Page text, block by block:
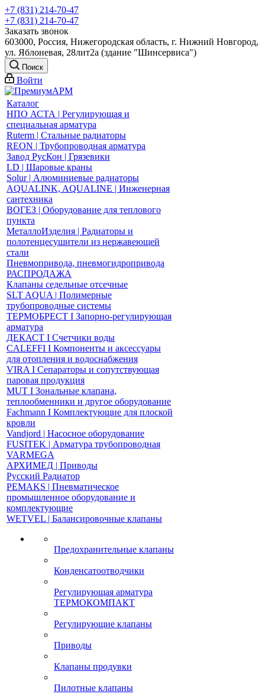
+7 (831) 214-70-47
+7 (831) 214-70-47
Заказать звонок
603000, Россия, Нижегородская область, г. Нижний Новгород,
ул. Яблоневая, 28лит2а (здание "Шинсервиса")
Поиск
Войти
Каталог
НПО АСТА | Регулирующая и
специальная арматура
Ruterm | Стальные радиаторы
REON | Трубопроводная арматура
Завод РусКон | Грязевики
LD | Шаровые краны
Solur | Алюминиевые радиаторы
AQUALINK, AQUALINE | Инженерная
сантехника
ВОГЕЗ | Оборудование для теплового
пункта
МеталлоИзделия | Радиаторы и
полотенцесушители из нержавеющей
стали
Пневмопривода, пневмогидропривода
РАСПРОДАЖА
Клапаны седельные отсечные
SLT AQUA | Полимерные
трубопроводные системы
ТЕРМОБРЕСТ І Запорно-регулирующая
арматура
ДЕКАСТ І Счетчики воды
CALEFFI І Компоненты и аксессуары
для отопления и водоснабжения
VIRA І Сепараторы и сопутствующая
паровая продукция
MUT І Зональные клапана,
теплообменники и другое оборудование
Fachmann І Комплектующие для плоской
кровли
Vandjord | Насосное оборудование
FUSITEK | Арматура трубопроводная
VARMEGA
АРХИМЕД | Приводы
Русский Радиатор
PEMAKS | Пневматическое
промышленное оборудование и
комплектующие
WETVEL | Балансировочные клапаны
Предохранительные клапаны
Конденсатоотводчики
Регулирующая арматура
ТЕРМОКОМПАКТ
Регулирующие клапаны
Приводы
Клапаны продувки
Пилотные клапаны